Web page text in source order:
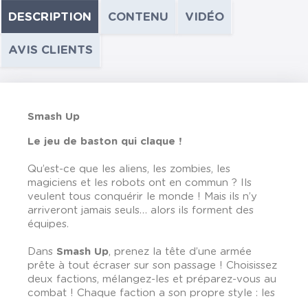
DESCRIPTION CONTENU VIDÉO
AVIS CLIENTS
Smash Up
Le jeu de baston qui claque !
Qu’est-ce que les aliens, les zombies, les
magiciens et les robots ont en commun ? Ils
veulent tous conquérir le monde ! Mais ils n’y
arriveront jamais seuls… alors ils forment des
équipes.
Dans Smash Up, prenez la tête d’une armée
prête à tout écraser sur son passage ! Choisissez
deux factions, mélangez-les et préparez-vous au
combat ! Chaque faction a son propre style : les